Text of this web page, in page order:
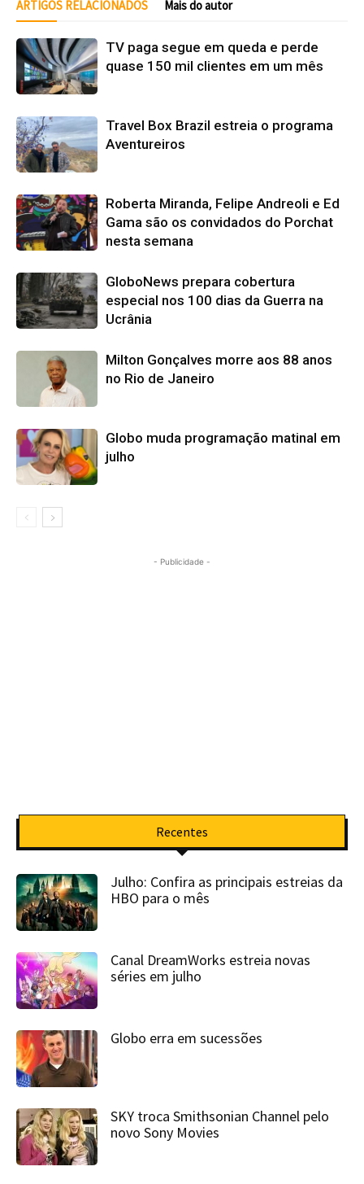
ARTIGOS RELACIONADOS Mais do autor
TV paga segue em queda e perde
quase 150 mil clientes em um mês
Travel Box Brazil estreia o programa
Aventureiros
Roberta Miranda, Felipe Andreoli e Ed
Gama são os convidados do Porchat
nesta semana
GloboNews prepara cobertura
especial nos 100 dias da Guerra na
Ucrânia
Milton Gonçalves morre aos 88 anos
no Rio de Janeiro
Globo muda programação matinal em
julho
- Publicidade -
Recentes
Julho: Confira as principais estreias da
HBO para o mês
Canal DreamWorks estreia novas
séries em julho
Globo erra em sucessões
SKY troca Smithsonian Channel pelo
novo Sony Movies